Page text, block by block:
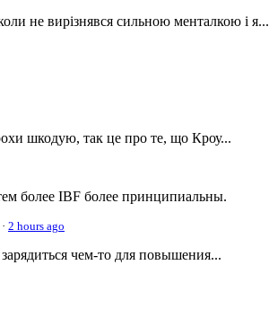
не вирізнявся сильною менталкою і я...
шкодую, так це про те, що Кроу...
более IBF более принципиальны.
· 2 hours ago
чем-то для повышения...